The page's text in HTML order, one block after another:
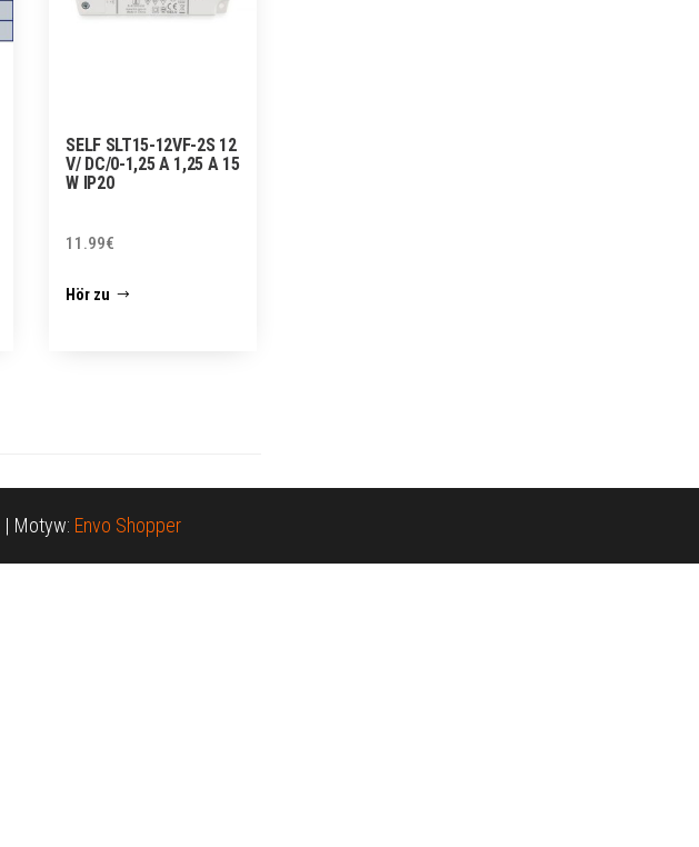
SELF SLT15-12VF-2S 12
V/ DC/0-1,25 A 1,25 A 15
W IP20
11.99€
Hör zu
| Motyw: Envo Shopper